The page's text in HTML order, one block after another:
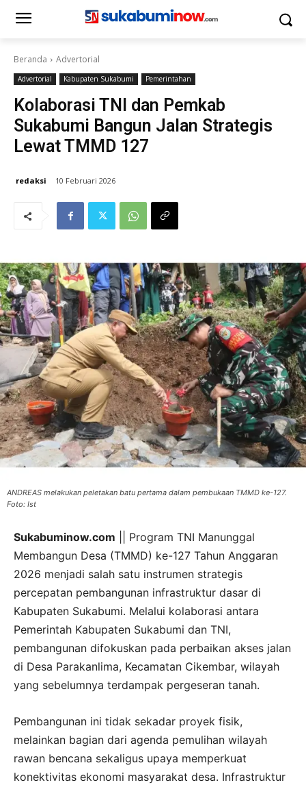
Beranda Advertorial
Advertorial Kabupaten Sukabumi Pemerintahan
Kolaborasi TNI dan Pemkab
Sukabumi Bangun Jalan Strategis
Lewat TMMD 127
redaksi 10 Februari 2026
ANDREAS melakukan peletakan batu pertama dalam pembukaan TMMD ke-127.
Foto: Ist
Sukabuminow.com || Program TNI Manunggal
Membangun Desa (TMMD) ke-127 Tahun Anggaran
2026 menjadi salah satu instrumen strategis
percepatan pembangunan infrastruktur dasar di
Kabupaten Sukabumi. Melalui kolaborasi antara
Pemerintah Kabupaten Sukabumi dan TNI,
pembangunan difokuskan pada perbaikan akses jalan
di Desa Parakanlima, Kecamatan Cikembar, wilayah
yang sebelumnya terdampak pergeseran tanah.
Pembangunan ini tidak sekadar proyek fisik,
melainkan bagian dari agenda pemulihan wilayah
rawan bencana sekaligus upaya memperkuat
konektivitas ekonomi masyarakat desa. Infrastruktur